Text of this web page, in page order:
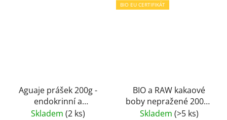
Aguaje prášek 200g -
endokrinní a
hormonální systém,
Skladem (2 ks)
BIO EU CERTIFIKÁT
BIO a RAW kakaové
boby nepražené 200g -
neprůmyslové -
Skladem (>5 ks)